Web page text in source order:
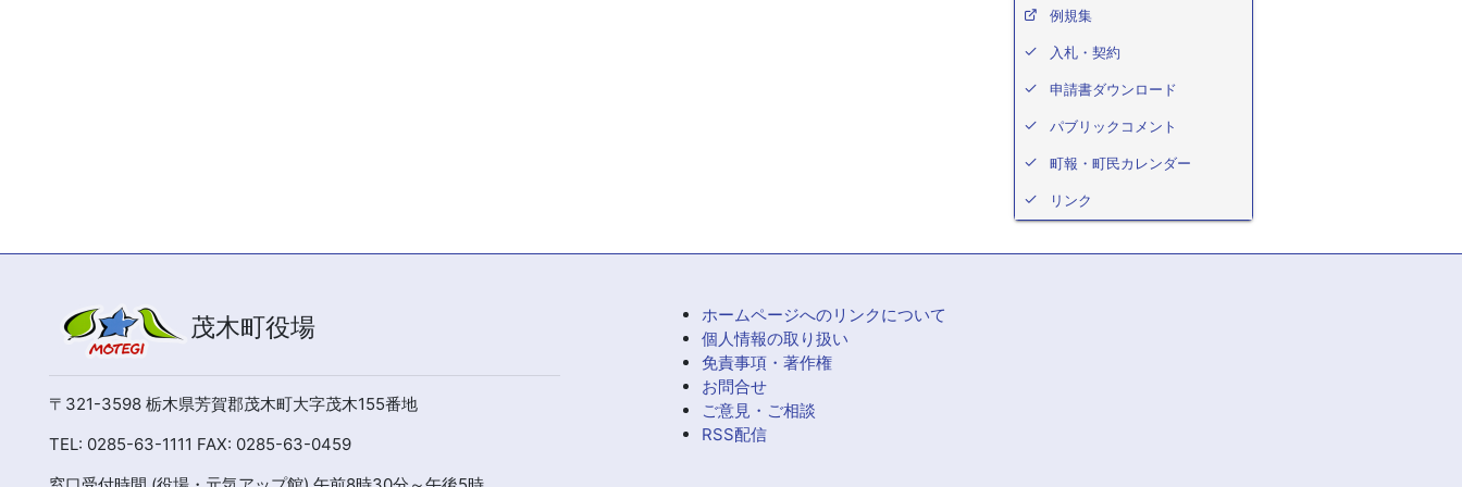
例規集
入札・契約
申請書ダウンロード
パブリックコメント
町報・町民カレンダー
リンク
茂木町役場
〒321-3598 栃木県芳賀郡茂木町大字茂木155番地
TEL: 0285-63-1111 FAX: 0285-63-0459
ホームページへのリンクについて
個人情報の取り扱い
免責事項・著作権
お問合せ
ご意見・ご相談
RSS配信